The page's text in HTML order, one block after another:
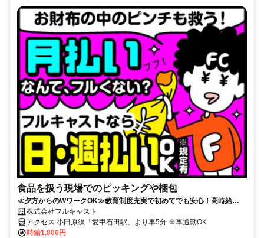
食品を扱う現場でのピッキングや梱包
≪夕方からのWワークOK≫教育制度充実で初めてでも安心！高時給
1800円でしっかり稼げる食品の軽作業
株式会社フルキャスト
アクセス 小田原線「愛甲石田駅」より車5分 ※車通勤OK
時給1,800円